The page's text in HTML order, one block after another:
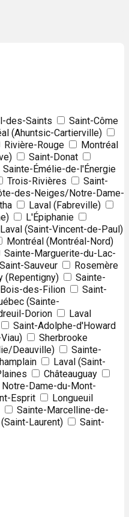
des-Saints
Saint-Côme
(Ahuntsic-Cartierville)
Rivière-Rouge
Montréal
Saint-Donat
Sainte-Émélie-de-l'Énergie
Trois-Rivières
Saint-
des-Neiges/Notre-Dame-
Laval (Fabreville)
L'Épiphanie
Laval (Saint-Vincent-de-Paul)
Montréal (Montréal-Nord)
Sainte-Marguerite-du-Lac-
Saint-Sauveur
Rosemère
(Repentigny)
Sainte-
Bois-des-Filion
Saint-
(Sainte-
Dorion
Laval
Saint-Adolphe-d'Howard
Sherbrooke
Deauville)
Sainte-
Laval (Saint-
Châteauguay
Notre-Dame-du-Mont-
Esprit
Longueuil
Sainte-Marcelline-de-
Laurent)
Saint-